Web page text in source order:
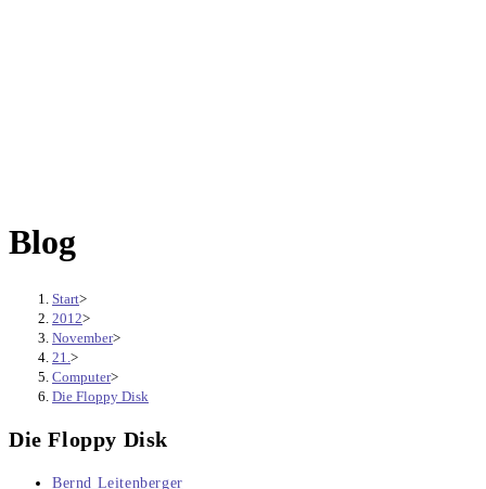
Blog
Start>
2012>
November>
21. >
Computer>
Die Floppy Disk
Die Floppy Disk
Beitrags-
Bernd Leitenberger